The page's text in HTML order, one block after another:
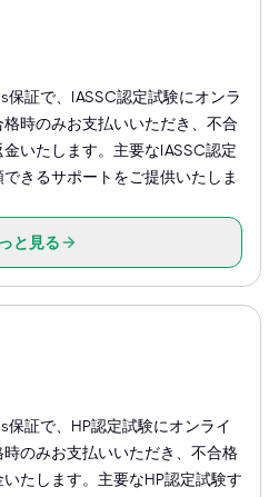
証で、IASSC認定試験にオンラ
時のみお支払いいただき、不合
いたします。主要なIASSC認定
きるサポートをご提供いたしま
と見る
証で、HP認定試験にオンライ
のみお支払いいただき、不合格
たします。主要なHP認定試験す